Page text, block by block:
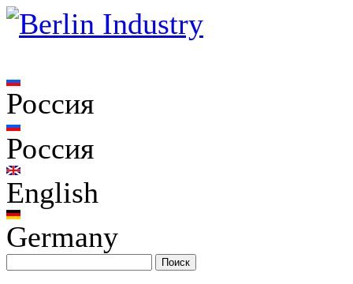
Россия
Россия
English
Germany